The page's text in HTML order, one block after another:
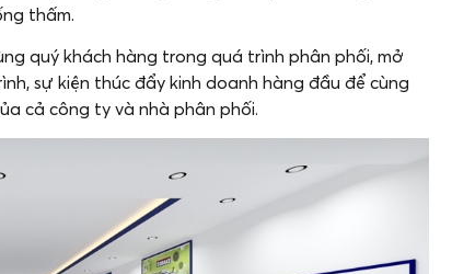
thấm.
quý khách hàng trong quá trình phân phối, mở
sự kiện thúc đẩy kinh doanh hàng đầu để cùng
cả công ty và nhà phân phối.